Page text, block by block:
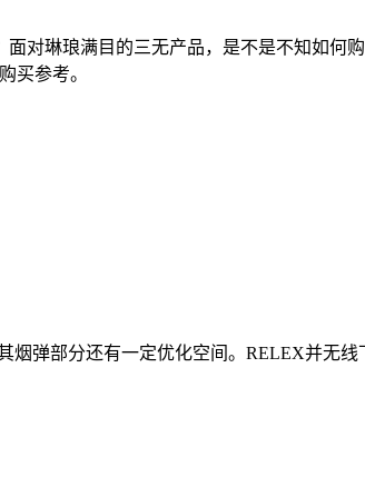
对琳琅满目的三无产品，是不是不知如何
买参考。
弹部分还有一定优化空间。RELEX并无